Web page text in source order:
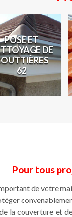
POSE ET
DE
62
Pour tous
de votre
la couverture et